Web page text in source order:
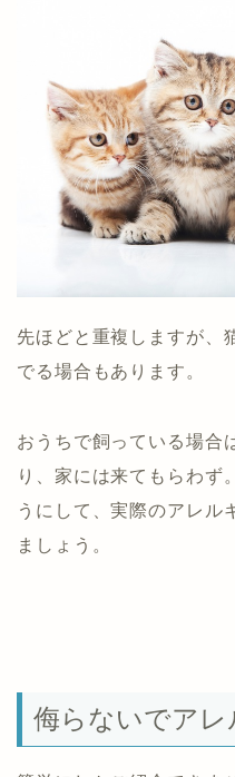
先ほどと重複しますが、
でる場合もあります。
おうちで飼っている場合
り、家には来てもらわず
うにして、実際のアレル
ましょう。
侮らないでアレ